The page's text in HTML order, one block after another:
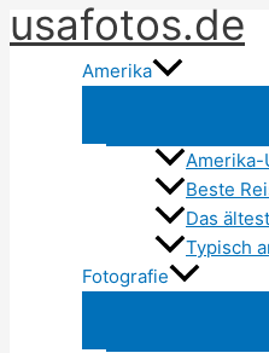
Zum
Inhalt
springen
usafotos.de
Amerika
Amerika-
Beste
Das
Typisch
Fotografie